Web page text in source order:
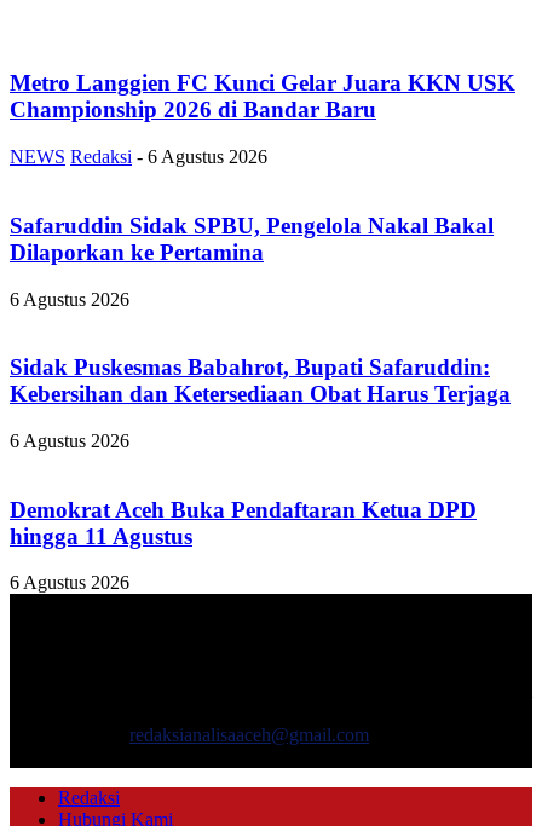
Metro Langgien FC Kunci Gelar Juara KKN USK
Championship 2026 di Bandar Baru
NEWS Redaksi - 6 Agustus 2026
Safaruddin Sidak SPBU, Pengelola Nakal Bakal
Dilaporkan ke Pertamina
6 Agustus 2026
Sidak Puskesmas Babahrot, Bupati Safaruddin:
Kebersihan dan Ketersediaan Obat Harus Terjaga
6 Agustus 2026
Demokrat Aceh Buka Pendaftaran Ketua DPD
hingga 11 Agustus
6 Agustus 2026
redaksianalisaaceh@gmail.com
Redaksi
Hubungi Kami